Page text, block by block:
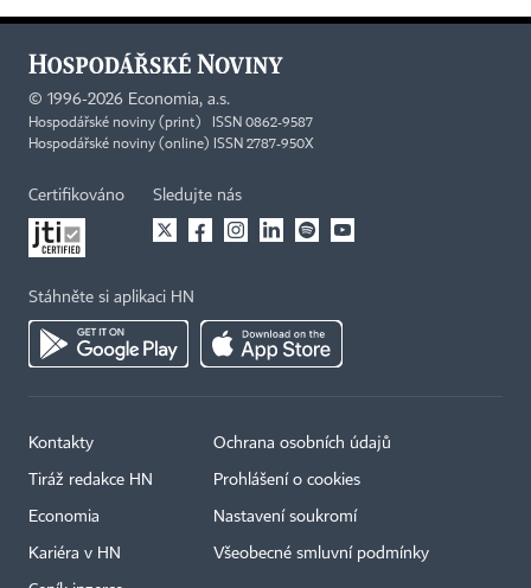
© 1996-2026 Economia, a.s.
Hospodářské noviny (print) ISSN 0862-9587
Hospodářské noviny (online) ISSN 2787-950X
Certifikováno Sledujte nás
Stáhněte si aplikaci HN
Kontakty
Tiráž redakce HN
Economia
Kariéra v HN
Ochrana osobních údajů
Prohlášení o cookies
Nastavení soukromí
Všeobecné smluvní podmínky